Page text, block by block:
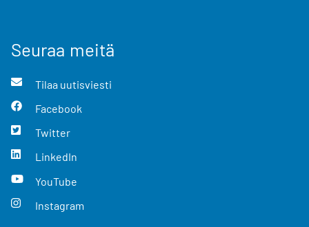
Seuraa meitä
Tilaa uutisviesti
Facebook
Twitter
LinkedIn
YouTube
Instagram